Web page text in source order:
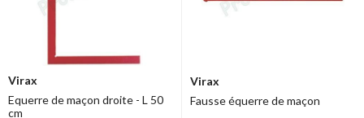
Virax
Equerre de maçon droite - L 50
cm
Virax
Fausse équerre de maçon